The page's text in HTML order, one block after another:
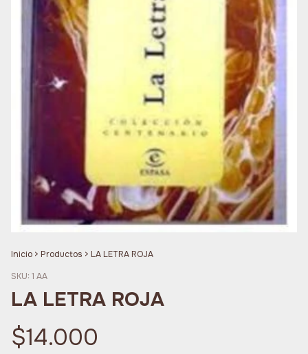
Inicio > Productos > LA LETRA ROJA
SKU: 1 AA
LA LETRA ROJA
$14.000